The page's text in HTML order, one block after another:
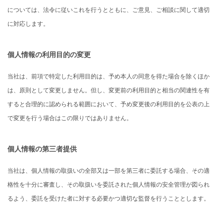
については、法令に従いこれを行うとともに、ご意見、ご相談に関して適切
に対応します。
個人情報の利用目的の変更
当社は、前項で特定した利用目的は、予め本人の同意を得た場合を除くほか
は、原則として変更しません。但し、変更前の利用目的と相当の関連性を有
すると合理的に認められる範囲において、予め変更後の利用目的を公表の上
で変更を行う場合はこの限りではありません。
個人情報の第三者提供
当社は、個人情報の取扱いの全部又は一部を第三者に委託する場合、その適
格性を十分に審査し、その取扱いを委託された個人情報の安全管理が図られ
るよう、委託を受けた者に対する必要かつ適切な監督を行うこととします。